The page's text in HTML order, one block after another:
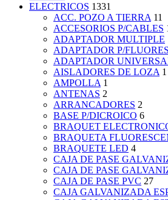
ELECTRICOS 1331
ACC. POZO A TIERRA 11
ACCESORIOS P/CABLES
ADAPTADOR MULTIPLE
ADAPTADOR P/
ADAPTADOR
AISLADORES DE LOZA 1
AMPOLLA 1
ANTENAS 2
ARRANCADORES 2
BASE P/DICROICO 6
BRAQUET
BRAQUETA
BRAQUETE LED 4
CAJA DE PASE
CAJA DE PASE
CAJA DE PASE PVC 27
CAJA GALVANIZADA